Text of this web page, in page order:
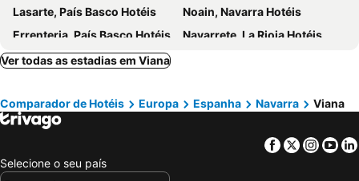
Lasarte, País Basco Hotéis
Noain, Navarra Hotéis
Errenteria, País Basco Hotéis
Navarrete, La Rioja Hotéis
Durango, País Basco Hotéis
Eskoriatza, País Basco Hotéis
Loiu, País Basco Hotéis
San Millán, País Basco Hotéis
Laguardia, País Basco Hotéis
San Sebastián, País Basco Hotéis
Ver todas as estadias em Viana
Comparador de Hotéis Europa Espanha Navarra Viana
Facebook
Twitter
Selecione o seu país